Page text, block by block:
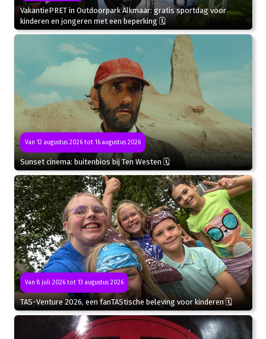
VakantiePRET in Outdoorpark Alkmaar: gratis sportdag voor
kinderen en jongeren met een beperking 🗓
Van 12 augustus 2026 tot 16 augustus 2026
Sunset cinema: buitenbios bij Ten Westen 🗓
Van 8 juli 2026 tot 13 augustus 2026
TAS-Venture 2026, een fanTAStische beleving voor kinderen 🗓